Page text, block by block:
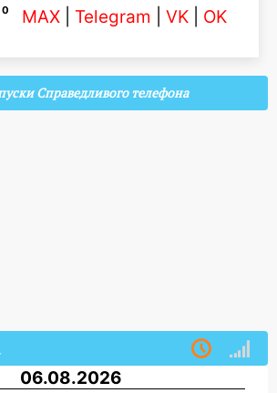
0 MAX Telegram VK OK
Справедливого телефона
06.08.2026